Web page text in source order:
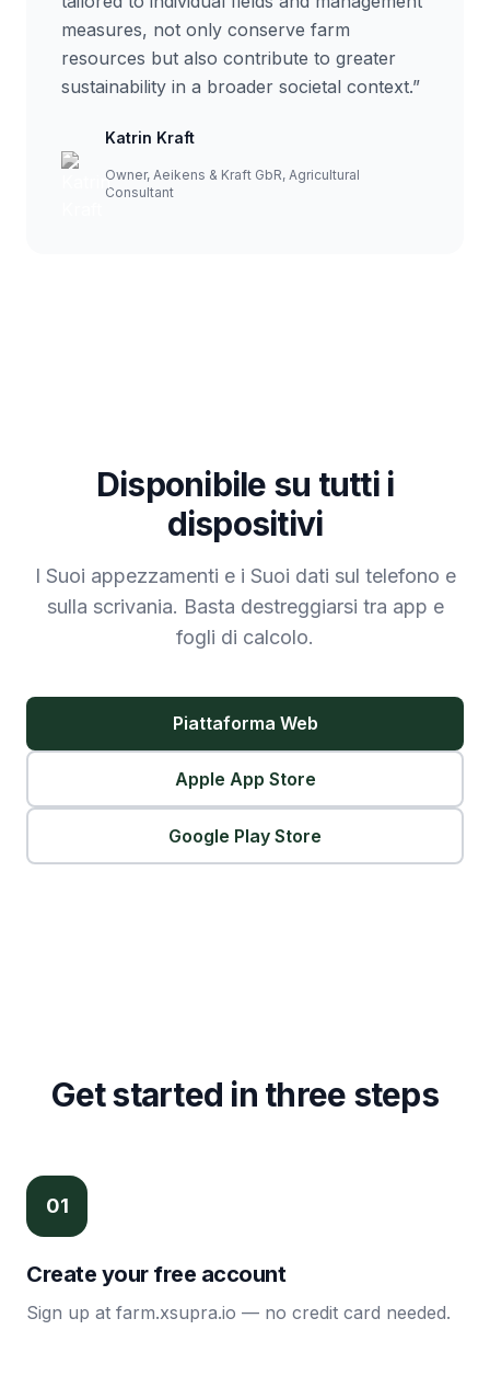
measures, not only conserve farm
resources but also contribute to greater
sustainability in a broader societal context.”
Katrin Kraft
Owner, Aeikens & Kraft GbR, Agricultural
Consultant
Disponibile su tutti i
dispositivi
I Suoi appezzamenti e i Suoi dati sul telefono e
sulla scrivania. Basta destreggiarsi tra app e
fogli di calcolo.
Piattaforma Web
Apple App Store
Google Play Store
Get started in three steps
01
Create your free account
Sign up at farm.xsupra.io — no credit card needed.